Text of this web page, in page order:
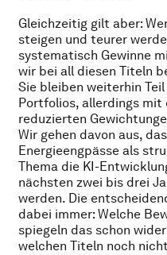
Gleichzeitig gilt aber:
steigen und teurer
systematisch Gewinne
wir bei all diesen Titeln
Sie bleiben weiterhin
Portfolios, allerdings mit
reduzierten
Wir gehen davon aus,
Energieengpässe als
Thema die KI-
nächsten zwei bis drei
werden. Die
dabei immer: Welche
spiegeln das schon
welchen Titeln noch